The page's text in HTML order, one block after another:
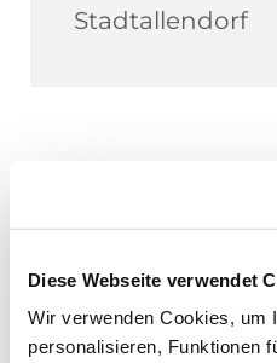
Diese Webseite verwendet
Wir verwenden Cookies, um
personalisieren, Funktionen
Stadtallendorf